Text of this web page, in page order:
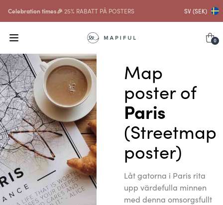
Celebration times🎉 25% RABATT PÅ POSTERS SV (SEK)
0
Map
poster of
Paris
(Streetmap
poster)
Låt gatorna i Paris rita
upp värdefulla minnen
med denna omsorgsfullt